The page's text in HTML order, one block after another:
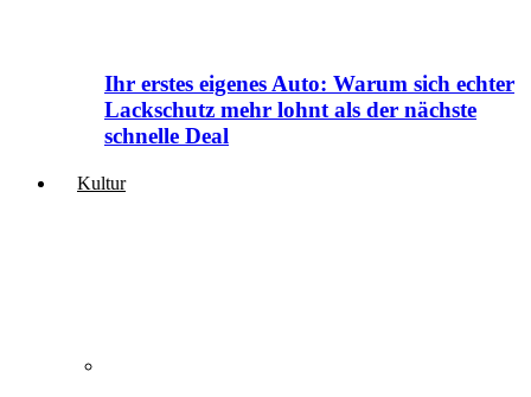
Ihr erstes eigenes Auto: Warum sich echter
Lackschutz mehr lohnt als der nächste
schnelle Deal
Kultur